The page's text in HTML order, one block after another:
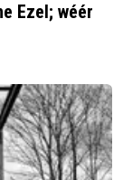
Ezel; wéér